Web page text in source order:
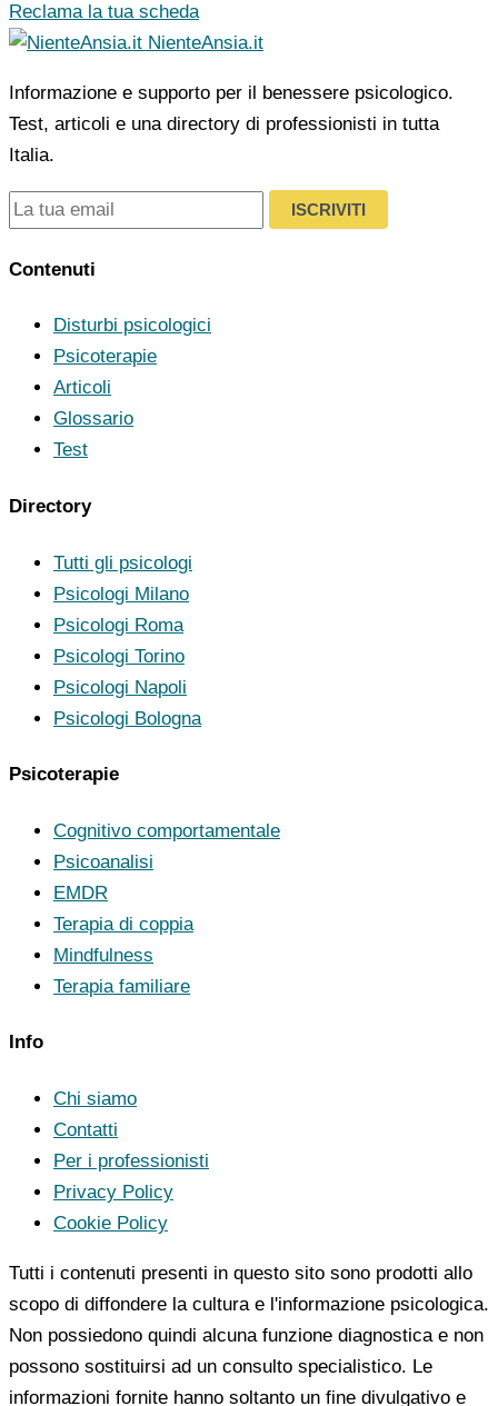
Reclama la tua scheda
NienteAnsia.it
Informazione e supporto per il benessere psicologico.
Test, articoli e una directory di professionisti in tutta
Italia.
ISCRIVITI
Contenuti
Disturbi psicologici
Psicoterapie
Articoli
Glossario
Test
Directory
Tutti gli psicologi
Psicologi Milano
Psicologi Roma
Psicologi Torino
Psicologi Napoli
Psicologi Bologna
Psicoterapie
Cognitivo comportamentale
Psicoanalisi
EMDR
Terapia di coppia
Mindfulness
Terapia familiare
Info
Chi siamo
Contatti
Per i professionisti
Privacy Policy
Cookie Policy
Tutti i contenuti presenti in questo sito sono prodotti allo
scopo di diffondere la cultura e l'informazione psicologica.
Non possiedono quindi alcuna funzione diagnostica e non
possono sostituirsi ad un consulto specialistico. Le
informazioni fornite hanno soltanto un fine divulgativo e